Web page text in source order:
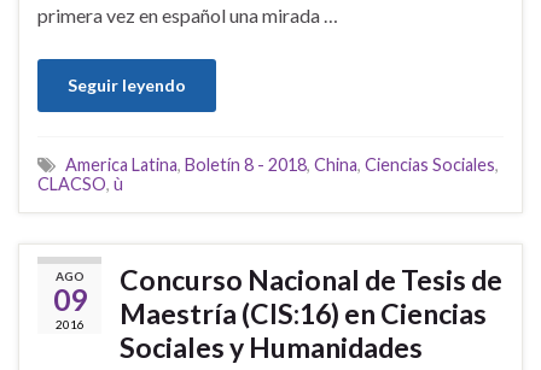
primera vez en español una mirada …
Seguir leyendo
America Latina, Boletín 8 - 2018, China, Ciencias Sociales,
CLACSO, ù
AGO
09
2016
Concurso Nacional de Tesis de
Maestría (CIS:16) en Ciencias
Sociales y Humanidades